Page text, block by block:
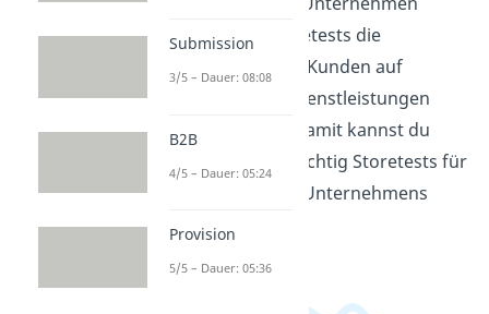
mithilfe von Storetests die
Reaktionen ihrer Kunden auf
Produkte oder Dienstleistungen
testen können. Damit kannst du
verstehen, wie wichtig Storetests für
den Erfolg eines Unternehmens
sind.
Submission
3/5 – Dauer: 08:08
B2B
4/5 – Dauer: 05:24
Provision
5/5 – Dauer: 05:36